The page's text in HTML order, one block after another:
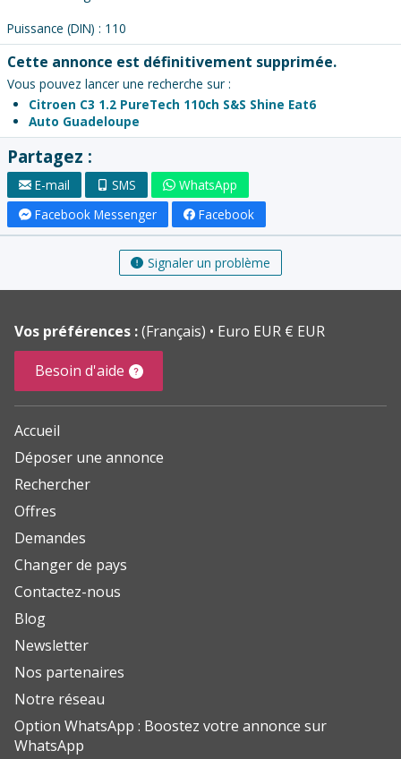
Puissance (DIN) : 110
Cette annonce est définitivement supprimée.
Vous pouvez lancer une recherche sur :
Citroen C3 1.2 PureTech 110ch S&S Shine Eat6
Auto Guadeloupe
Partagez :
E-mail SMS
WhatsApp
Facebook Messenger
Facebook
Signaler un problème
Vos préférences :(Français)
Euro EUR € EUR
Besoin d'aide
Accueil
Déposer une annonce
Rechercher
Offres
Demandes
Changer de pays
Contactez-nous
Blog
Newsletter
Nos partenaires
Notre réseau
Option WhatsApp : Boostez votre annonce sur
WhatsApp